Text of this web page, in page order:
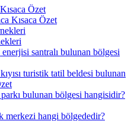
Özet
Kısaca Özet
santralı bulunan bölgesi
turistik tatil beldesi bulunan
bulunan bölgesi hangisidir?
merkezi hangi bölgededir?